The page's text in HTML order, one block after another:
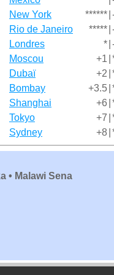
New York
******
Rio de Janeiro
*****
Londres
*
Moscou
+1
Dubaï
+2
Bombay
+3.5
Shanghai
+6
Tokyo
+7
Sydney
+8
• Malawi Sena